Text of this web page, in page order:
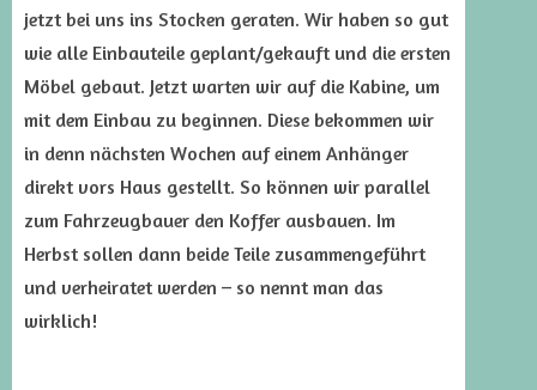
jetzt bei uns ins Stocken geraten. Wir haben so gut
wie alle Einbauteile geplant/gekauft und die ersten
Möbel gebaut. Jetzt warten wir auf die Kabine, um
mit dem Einbau zu beginnen. Diese bekommen wir
in denn nächsten Wochen auf einem Anhänger
direkt vors Haus gestellt. So können wir parallel
zum Fahrzeugbauer den Koffer ausbauen. Im
Herbst sollen dann beide Teile zusammengeführt
und verheiratet werden – so nennt man das
wirklich!